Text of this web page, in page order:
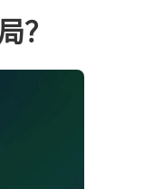
？